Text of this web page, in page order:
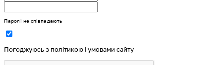
Паролі не співпадають
Погоджуюсь з політикою і умовами сайту